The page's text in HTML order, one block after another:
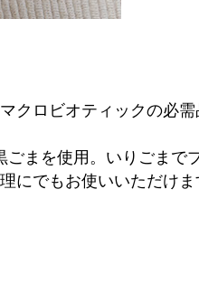
クロビオティックの必需
まを使用。いりごまで
にでもお使いいただけま